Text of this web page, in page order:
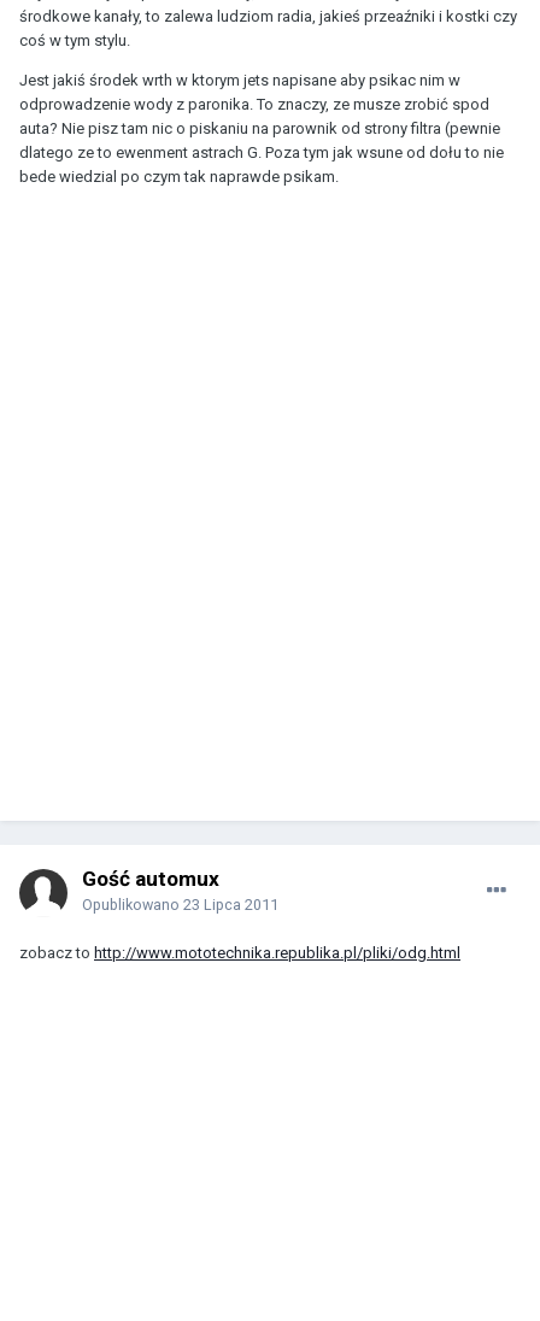
środkowe kanały, to zalewa ludziom radia, jakieś przeaźniki i kostki czy
coś w tym stylu.
Jest jakiś środek wrth w ktorym jets napisane aby psikac nim w
odprowadzenie wody z paronika. To znaczy, ze musze zrobić spod
auta? Nie pisz tam nic o piskaniu na parownik od strony filtra (pewnie
dlatego ze to ewenment astrach G. Poza tym jak wsune od dołu to nie
bede wiedzial po czym tak naprawde psikam.
Gość automux
Opublikowano 23 Lipca 2011
zobacz to http://www.mototechnika.republika.pl/pliki/odg.html